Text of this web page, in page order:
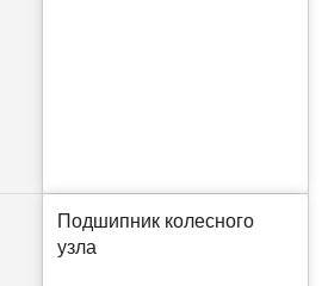
Подшипник колесного
узла